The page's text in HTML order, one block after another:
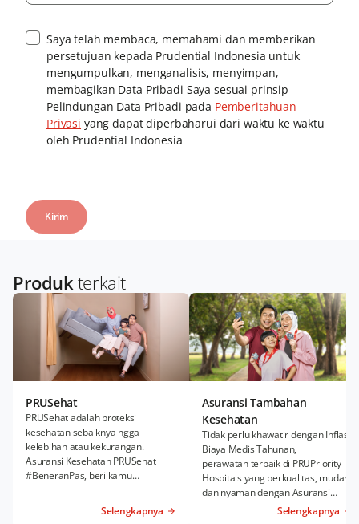
Saya telah membaca, memahami dan memberikan
persetujuan kepada Prudential Indonesia untuk
mengumpulkan, menganalisis, menyimpan,
membagikan Data Pribadi Saya sesuai prinsip
Pelindungan Data Pribadi pada Pemberitahuan
Privasi yang dapat diperbaharui dari waktu ke waktu
oleh Prudential Indonesia
Produk terkait
PRUSehat
PRUSehat adalah proteksi
kesehatan sebaiknya ngga
kelebihan atau kekurangan.
Asuransi Kesehatan PRUSehat
#BeneranPas, beri kamu
Rawat Jalan sesuai kebutuhanmu.
Selengkapnya
Asuransi Tambahan
Kesehatan
Tidak perlu khawatir dengan Inflasi
Biaya Medis Tahunan,
perawatan terbaik di PRUPriority
Hospitals yang berkualitas, mudah,
dan nyaman dengan Asuransi
Kesehatan Tambahan PRUWell
Selengkapnya